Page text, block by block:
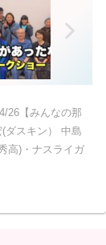
4/26【みんなの那
ダスキン） 中島
高)・ナスライガ